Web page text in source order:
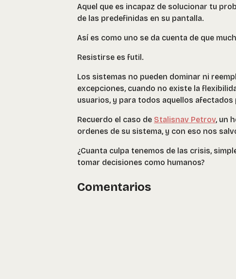
Aquel que es incapaz de solucionar tu
de las predefinidas en su pantalla.
Así es como uno se da cuenta de que
Resistirse es futil.
Los sistemas no pueden dominar ni
excepciones, cuando no existe la
usuarios, y para todos aquellos
Recuerdo el caso de Stalisnav Petrov, un
ordenes de su sistema, y con eso nos
¿Cuanta culpa tenemos de las crisis,
tomar decisiones como humanos?
Comentarios